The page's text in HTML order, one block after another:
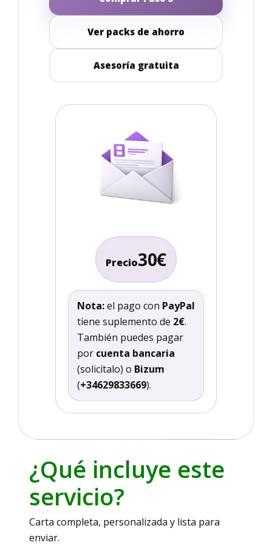
Ver packs de ahorro
Asesoría gratuita
Precio30€
Nota:el pago con PayPal
tiene suplemento de 2€.
También puedes pagar
por cuenta bancaria
(solicítalo) o Bizum
(+34629833669).
¿Qué incluye este
servicio?
Carta completa, personalizada y lista para
enviar.